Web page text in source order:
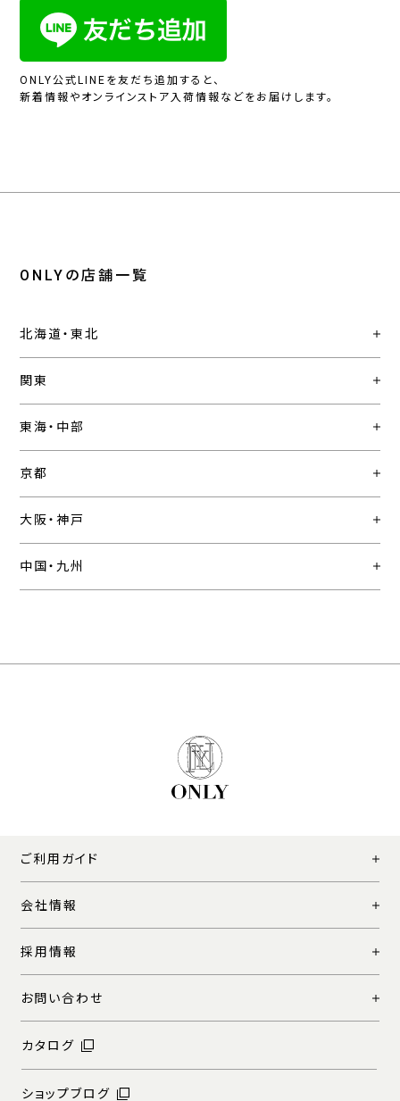
ONLY公式LINEを友だち追加すると、
新着情報やオンラインストア入荷情報などをお届けします。
ONLYの店舗一覧
北海道・東北
関東
東海・中部
京都
大阪・神戸
中国・九州
ご利用ガイド
会社情報
採用情報
お問い合わせ
カタログ
ショップブログ